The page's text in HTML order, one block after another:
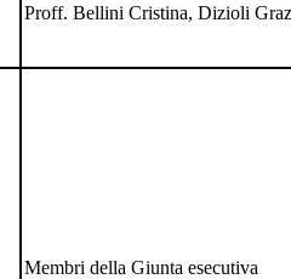
Proff. Bellini Cristina, Dizioli
Membri della Giunta esecutiva